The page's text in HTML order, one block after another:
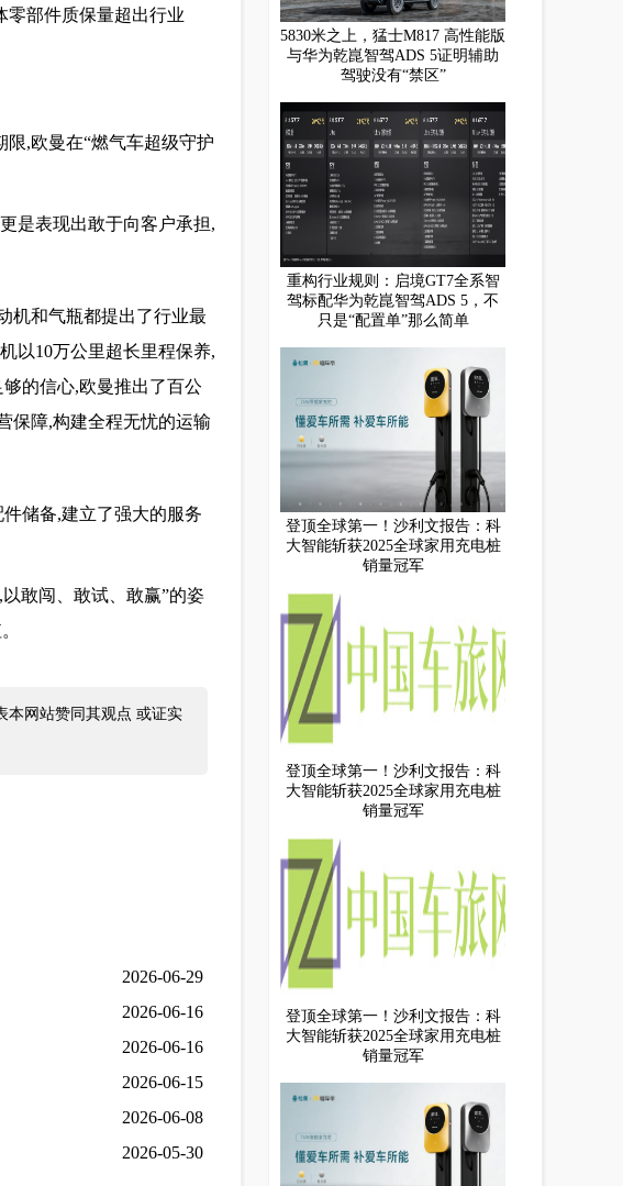
零部件质保量超出行业
,欧曼在“燃气车超级守护
是表现出敢于向客户承担,
机和气瓶都提出了行业最
以10万公里超长里程保养,
的信心,欧曼推出了百公
保障,构建全程无忧的运输
储备,建立了强大的服务
敢闯、敢试、敢赢”的姿
本网站赞同其观点 或证实
2026-06-29
2026-06-16
2026-06-16
2026-06-15
2026-06-08
2026-05-30
5830米之上，猛士M817 高性能版
与华为乾崑智驾ADS 5证明辅助
驾驶没有“禁区”
重构行业规则：启境GT7全系智
驾标配华为乾崑智驾ADS 5，不
只是“配置单”那么简单
登顶全球第一！沙利文报告：科
大智能斩获2025全球家用充电桩
销量冠军
登顶全球第一！沙利文报告：科
大智能斩获2025全球家用充电桩
销量冠军
登顶全球第一！沙利文报告：科
大智能斩获2025全球家用充电桩
销量冠军